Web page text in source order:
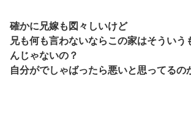
確かに兄嫁も図々しいけど
兄も何も言わないならこの家はそういう
んじゃないの？
自分がでしゃばったら悪いと思ってるの